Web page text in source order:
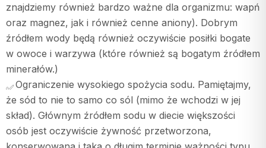
znajdziemy również bardzo ważne dla organizmu: wapń
oraz magnez, jak i również cenne aniony). Dobrym
źródłem wody będą również oczywiście posiłki bogate
w owoce i warzywa (które również są bogatym źródłem
minerałów.)
Ograniczenie wysokiego spożycia sodu. Pamiętajmy,
że sód to nie to samo co sól (mimo że wchodzi w jej
skład). Głównym źródłem sodu w diecie większości
osób jest oczywiście żywność przetworzona,